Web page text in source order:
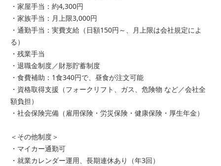
・家屋手当：約4,300円
・家族手当：月上限3,000円
・通勤手当：実費支給（日額150円～、月上限は会社規定によ
る）
・残業手当
・退職金制度／財形貯蓄制度
・食費補助：1食340円で、昼食が注文可能
・資格取得支援（フォークリフト、ガス、危険物 など／会社全
額負担）
・社会保険完備（雇用保険・労災保険・健康保険・厚生年金）
＜その他制度＞
・マイカー通勤可
・就業カレンダー運用、長期連休あり（年3回）